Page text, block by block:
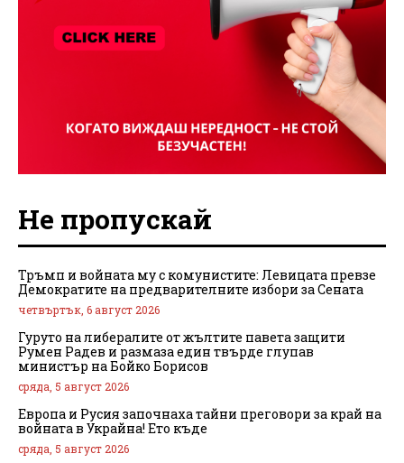
Не пропускай
Тръмп и войната му с комунистите: Левицата превзе
Демократите на предварителните избори за Сената
четвъртък, 6 август 2026
Гуруто на либералите от жълтите павета защити
Румен Радев и размаза един твърде глупав
министър на Бойко Борисов
сряда, 5 август 2026
Европа и Русия започнаха тайни преговори за край на
войната в Украйна! Ето къде
сряда, 5 август 2026